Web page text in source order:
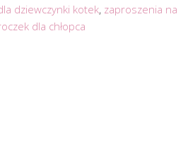
dziewczynki kotek, zaproszenia na
dla chłopca